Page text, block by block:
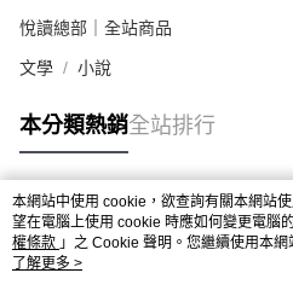
悅讀總部｜全站商品
文學 小說
本分類熱銷全站排行
熱門標籤
本網站中使用 cookie，欲查詢有關本網站
望在電腦上使用 cookie 時應如何變更電腦
權條款 」之 Cookie 聲明。您繼續使用本
用條款之 Cookie 聲明使用 cookie。
了解更多 >